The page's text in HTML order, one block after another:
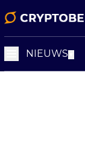
NIEUWS